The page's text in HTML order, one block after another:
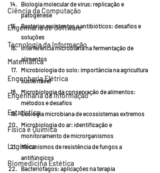
Ciência da Computação
Engenharia de Software
Tecnologia da Informação
Matemática
Engenharia Elétrica
Engenharia da Informação
Estatística
Física e Química
Logística
Biomedicina Estética
Biologia molecular de vírus: replicação e
patogênese
Bactérias resistentes a antibióticos: desafios e
soluções
Interferência microbiana na fermentação de
alimentos
Microbiologia do solo: importância na agricultura
sustentável
Microbiologia da conservação de alimentos:
métodos e desafios
Ecologia microbiana de ecossistemas extremos
Microbiologia do ar: identificação e
monitoramento de microrganismos
Mecanismos de resistência de fungos a
antifúngicos
Bacteriófagos: aplicações na terapia